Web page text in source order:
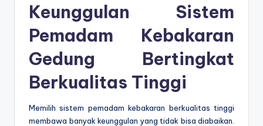
Keunggulan Sistem
Pemadam Kebakaran
Gedung Bertingkat
Berkualitas Tinggi
Memilih sistem pemadam kebakaran berkualitas tinggi
membawa banyak keunggulan yang tidak bisa diabaikan.